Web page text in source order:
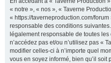
« notre », « nos », « Taverne
« https://taverneproduction.com/
responsable des conditions
légalement responsable de toutes
n’accédez pas et/ou n’utilisez pas «
modifier celles-ci à n’importe quel
vous en soyez informé, bien qu’il